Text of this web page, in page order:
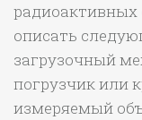
радиоактивных
описать
загрузочный
погрузчик или
измеряемый